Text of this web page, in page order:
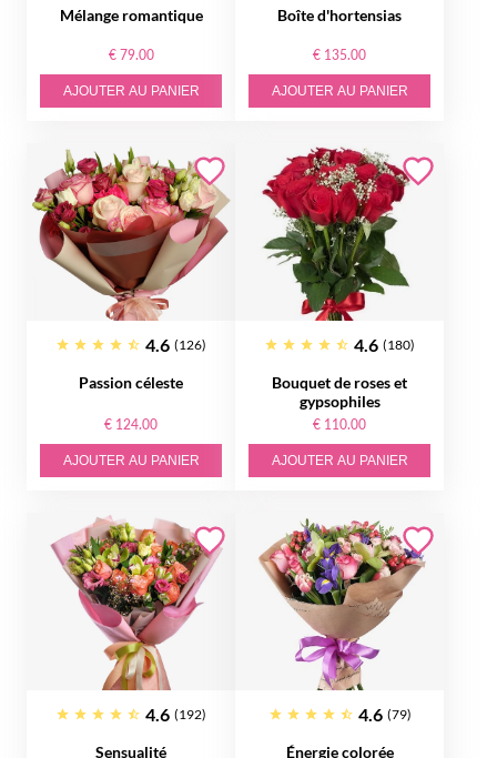
Mélange romantique
€ 79.00
AJOUTER AU PANIER
Boîte d'hortensias
€ 135.00
AJOUTER AU PANIER
4.6 (126)
Passion céleste
€ 124.00
AJOUTER AU PANIER
4.6 (180)
Bouquet de roses et
gypsophiles
€ 110.00
AJOUTER AU PANIER
4.6 (192)
Sensualité
4.6 (79)
Énergie colorée